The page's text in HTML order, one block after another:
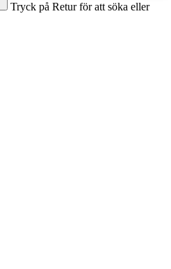
Tryck på Retur för att söka eller